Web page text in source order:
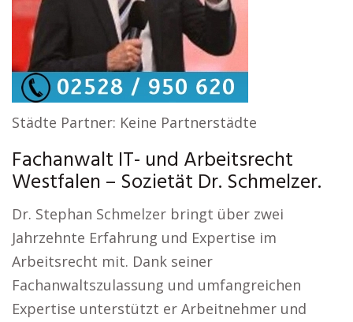
Städte Partner: Keine Partnerstädte
Fachanwalt IT- und Arbeitsrecht
Westfalen – Sozietät Dr. Schmelzer.
Dr. Stephan Schmelzer bringt über zwei
Jahrzehnte Erfahrung und Expertise im
Arbeitsrecht mit. Dank seiner
Fachanwaltszulassung und umfangreichen
Expertise unterstützt er Arbeitnehmer und